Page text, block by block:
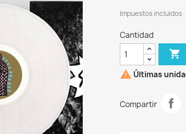
Impuestos incluidos
Cantidad

 Últimas
Compartir